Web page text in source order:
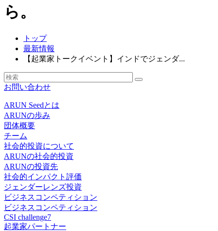
ら。
トップ
最新情報
【起業家トークイベント】インドでジェンダ...
お問い合わせ
ARUN Seedとは
ARUNの歩み
団体概要
チーム
社会的投資について
ARUNの社会的投資
ARUNの投資先
社会的インパクト評価
ジェンダーレンズ投資
ビジネスコンペティション
ビジネスコンペティション
CSI challenge7
起業家パートナー